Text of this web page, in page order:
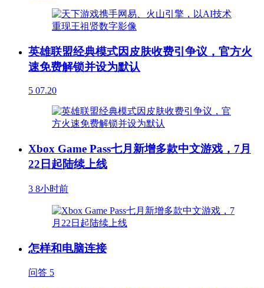
英雄联盟经典模式因皮肤收费引争议，官方火
速免费解锁并设为默认
5 07.20
Xbox Game Pass七月新增多款中文游戏，7月
22日起陆续上线
3 8小时前
怎样和电脑连接
问答 5